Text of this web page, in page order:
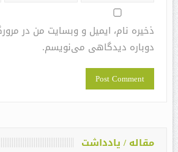
ذخیره نام، ایمیل و وبسایت من در
دوباره دیدگاهی می‌نویسم.
مقاله / یادداشت